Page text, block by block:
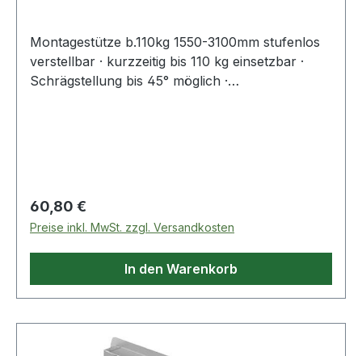
Montagestütze b.110kg 1550-3100mm stufenlos
verstellbar · kurzzeitig bis 110 kg einsetzbar ·
Schrägstellung bis 45° möglich ·
Regulärer Preis:
60,80 €
Preise inkl. MwSt. zzgl. Versandkosten
In den Warenkorb